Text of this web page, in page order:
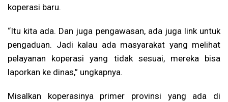
koperasi baru.
“Itu kita ada. Dan juga pengawasan, ada juga link untuk
pengaduan. Jadi kalau ada masyarakat yang melihat
pelayanan koperasi yang tidak sesuai, mereka bisa
laporkan ke dinas,” ungkapnya.
Misalkan koperasinya primer provinsi yang ada di